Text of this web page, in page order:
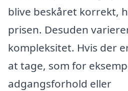
blive beskåret korrekt,
prisen. Desuden
kompleksitet. Hvis der
at tage, som for
adgangsforhold eller